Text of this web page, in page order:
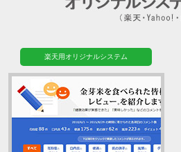
楽天用オリジナルシステム